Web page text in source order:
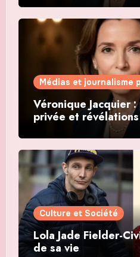
Médias et journalisme
Véronique Jacquier
privée et
Culture et Société
Lola Jade Fielder-
de sa vie